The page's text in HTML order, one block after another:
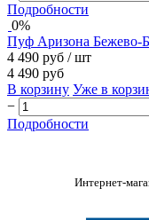
Подробности
0%
Пуф Аризона Бежево-
4 490 руб / шт
4 490 руб
В корзину Уже в
−
Подробности
Интернет-